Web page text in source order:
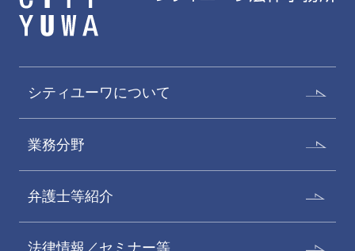
シティユーワについて
業務分野
弁護士等紹介